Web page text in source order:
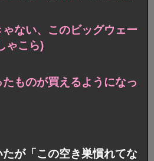
ない、このビッグウェー
ゃこら)
ものが買えるようになっ
が「この空き巣慣れてな